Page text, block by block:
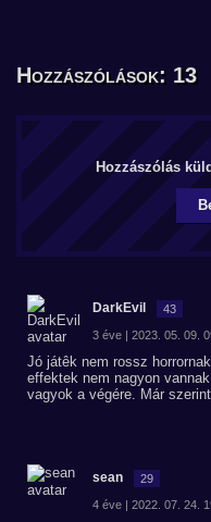
Hozzászólások: 13
Hozzászólás
DarkEvil 43
3 éve | 2023. 05. 09.
Jó játêk nem rossz
effektek nem nagyon
vagyok a végére. Már
sean 29
4 éve | 2022. 07. 24.